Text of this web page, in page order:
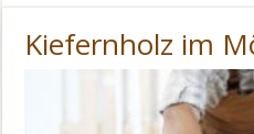
Kiefernholz im